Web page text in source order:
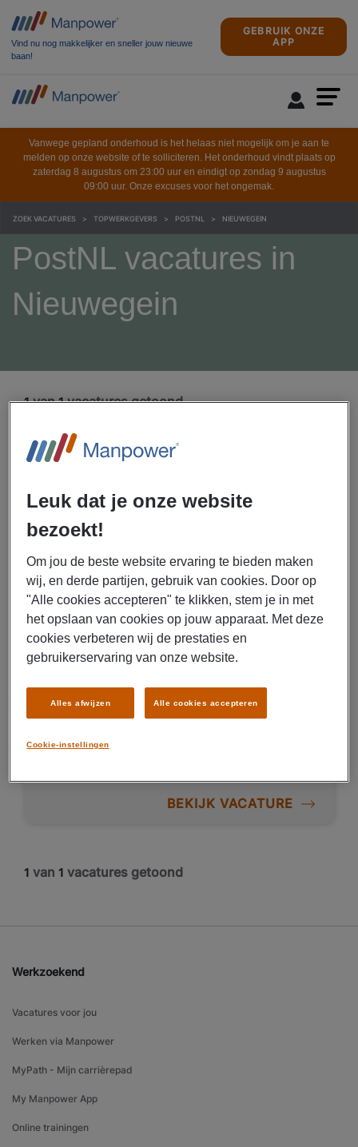
Vind nu nog makkelijker en sneller jouw nieuwe
baan!
GEBRUIK ONZE
APP
Vanwege gepland onderhoud is het helaas niet mogelijk om je aan te
melden op onze website of te solliciteren. Het onderhoud vindt plaats op
zaterdag 8 augustus om 23:00 uur en eindigt op zondag 9 augustus
09:00 uur. Onze excuses voor het ongemak.
ZOEK VACATURES TOPWERKGEVERS POSTNL NIEUWEGEIN
PostNL vacatures in
Nieuwegein
1van1vacatures getoond
Manpower
Ochtenddienst
postsorteerder PostNL
Nieuwegein
€ 15,00 Per uur
Nieuwegein
VMBO / MAVO
Uitzenden
BEKIJK VACATURE
1 van 1 vacatures getoond
Werkzoekend
Vacatures voor jou
Werken via Manpower
MyPath - Mijn carrièrepad
My Manpower App
Online trainingen
Leuk dat je onze website
bezoekt!
Om jou de beste website ervaring te bieden maken
wij, en derde partijen, gebruik van cookies. Door op
"Alle cookies accepteren" te klikken, stem je in met
het opslaan van cookies op jouw apparaat. Met deze
cookies verbeteren wij de prestaties en
gebruikerservaring van onze website.
Cookie-instellingen
Alles afwijzen Alle cookies accepteren